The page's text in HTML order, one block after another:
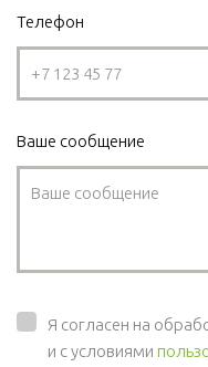
Телефон
Ваше сообщение
Я согласен на
и с условиями